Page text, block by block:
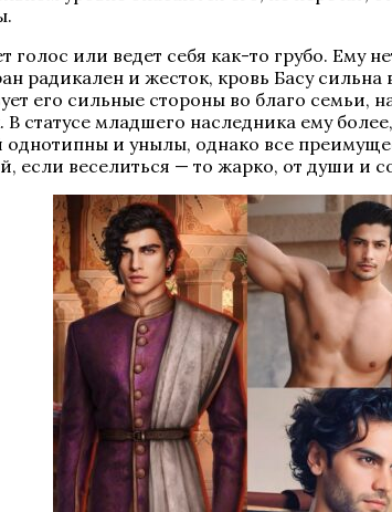
или ведет себя как-то грубо. Ему
радикален и жесток, кровь Басу
его сильные стороны во благо семьи,
статусе младшего наследника ему
и унылы, однако все
если веселиться — то жарко, от души и